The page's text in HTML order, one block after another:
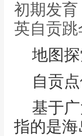
初期发
英自贡
地图
自贡
基于
指的是